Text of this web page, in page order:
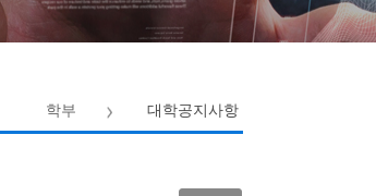
학부 대학공지사항